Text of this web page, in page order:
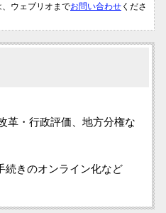
ウェブリオまでお問い合わせ くださ
革・行政評価、地方分権な
続きのオンライン化など